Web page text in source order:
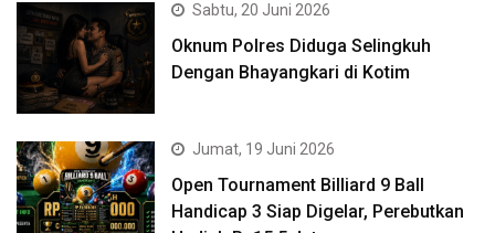
Sabtu, 20 Juni 2026
Oknum Polres Diduga Selingkuh
Dengan Bhayangkari di Kotim
Jumat, 19 Juni 2026
Open Tournament Billiard 9 Ball
Handicap 3 Siap Digelar, Perebutkan